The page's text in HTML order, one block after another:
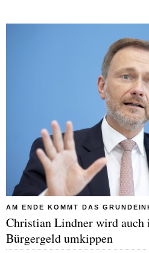
AM ENDE KOMMT DAS
Christian Lindner wird auch
Bürgergeld umkippen